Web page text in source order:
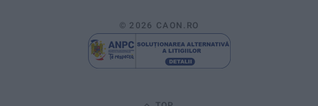
© 2026 CAON.RO